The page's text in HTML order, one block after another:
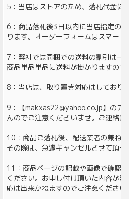
5：当店はストアのため、落札代金に
6：商品落札後3日以内に当店指定の
ります。オーダーフォームはスマー
7：弊社では同梱での送料の割引は一
商品単品単品に送料が掛かりますの
8：当店は、取り置き対応はしており
9：【makxas22@yahoo.co.jp】のア
んのでご注意くださいませ。ご連絡
10：商品ご落札後、配送業者の兼ね
その際は、急遽キャンセルさせて頂
11：商品ページの記載や画像で確認
ください。お申し付け頂いた内容が
応は出来かねますのでご注意ください